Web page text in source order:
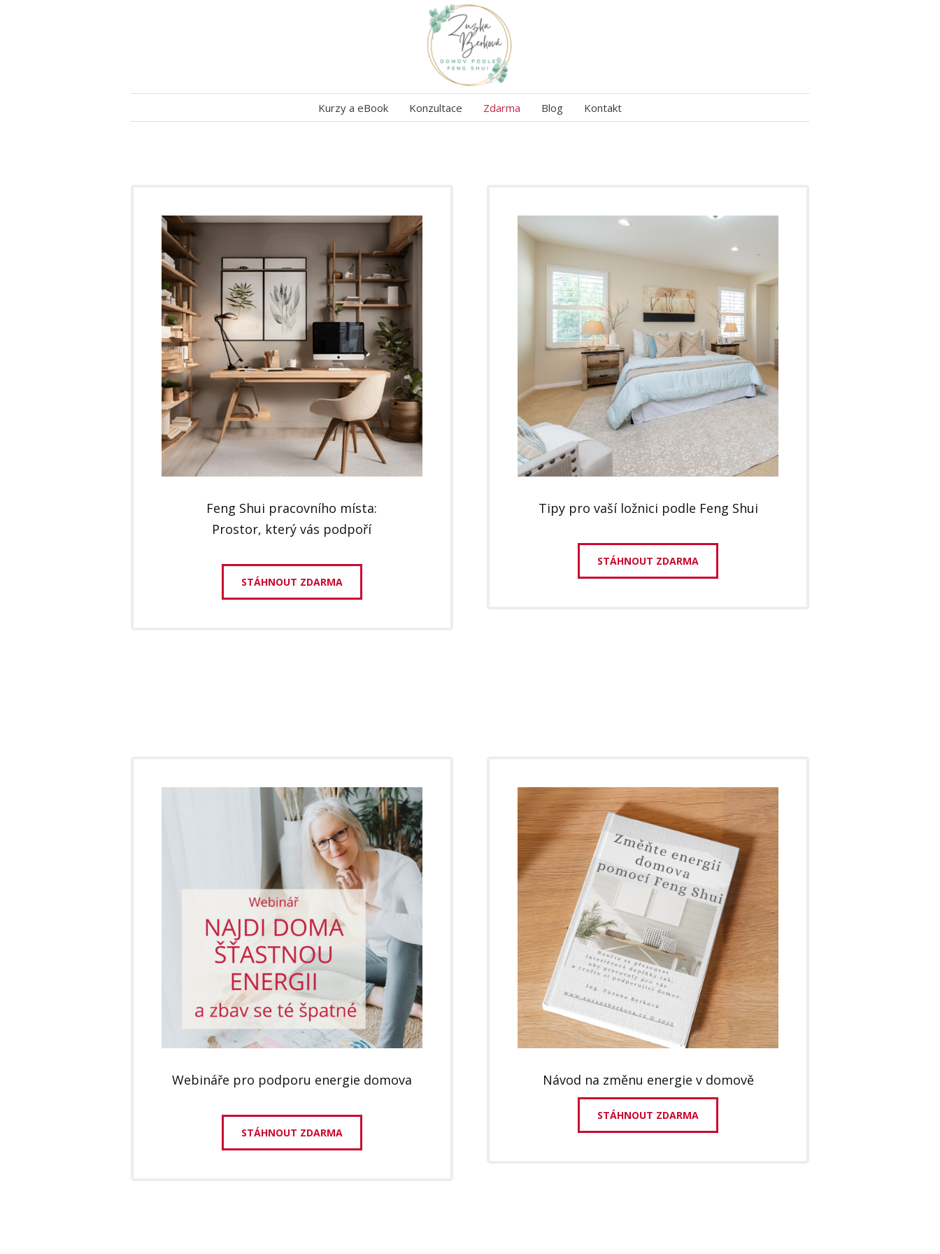
Kurzy a eBook Konzultace Zdarma Blog Kontakt
Feng Shui pracovního místa:
Prostor, který vás podpoří
STÁHNOUT ZDARMA
Tipy pro vaší ložnici podle Feng Shui
STÁHNOUT ZDARMA
Webináře pro podporu energie domova
STÁHNOUT ZDARMA
Návod na změnu energie v domově
STÁHNOUT ZDARMA